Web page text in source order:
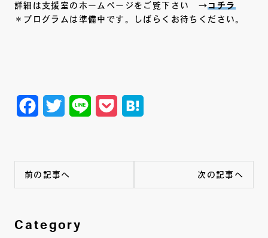
詳細は支援室のホームページをご覧下さい →コチラ
＊プログラムは準備中です。しばらくお待ちください。
Facebook
TwitterLine Pocket
前の記事へ 次の記事へ
Category